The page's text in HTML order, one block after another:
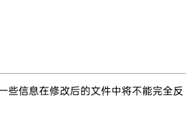
些信息在修改后的文件中将不能完全反